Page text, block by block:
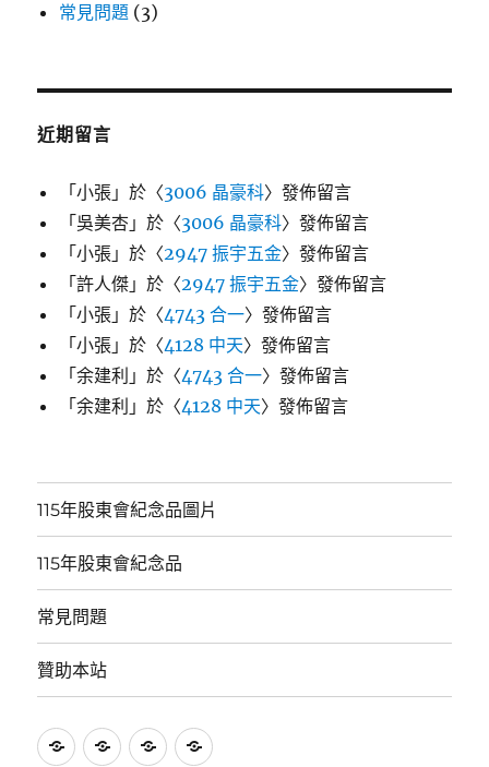
常見問題 (3)
近期留言
「小張 」於〈3006 晶豪科〉發佈留言
「吳美杏 」於〈3006 晶豪科〉發佈留言
「小張 」於〈2947 振宇五金〉發佈留言
「許人傑 」於〈2947 振宇五金〉發佈留言
「小張 」於〈4743 合一〉發佈留言
「小張 」於〈4128 中天〉發佈留言
「余建利 」於〈4743 合一〉發佈留言
「余建利 」於〈4128 中天〉發佈留言
115年股東會紀念品圖片
115年股東會紀念品
常見問題
贊助本站
115
115
常
贊